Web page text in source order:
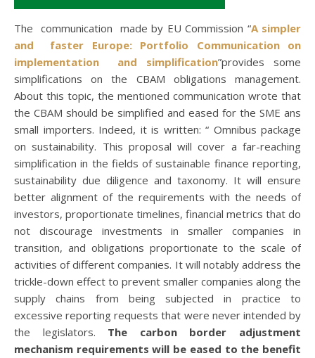
The communication made by EU Commission “A simpler
and faster Europe: Portfolio Communication on
implementation and simplification”provides some
simplifications on the CBAM obligations management.
About this topic, the mentioned communication wrote that
the CBAM should be simplified and eased for the SME ans
small importers. Indeed, it is written: “ Omnibus package
on sustainability. This proposal will cover a far-reaching
simplification in the fields of sustainable finance reporting,
sustainability due diligence and taxonomy. It will ensure
better alignment of the requirements with the needs of
investors, proportionate timelines, financial metrics that do
not discourage investments in smaller companies in
transition, and obligations proportionate to the scale of
activities of different companies. It will notably address the
trickle-down effect to prevent smaller companies along the
supply chains from being subjected in practice to
excessive reporting requests that were never intended by
the legislators. The carbon border adjustment
mechanism requirements will be eased to the benefit